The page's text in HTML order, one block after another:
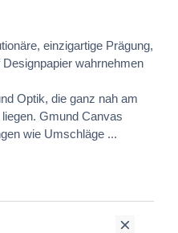
einzigartige Prägung,
wahrnehmen
Optik, die ganz nah am
Gmund Canvas
wie Umschläge ...